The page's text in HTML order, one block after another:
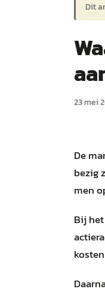
Dit
23 mei
De
bezig
men
Bij